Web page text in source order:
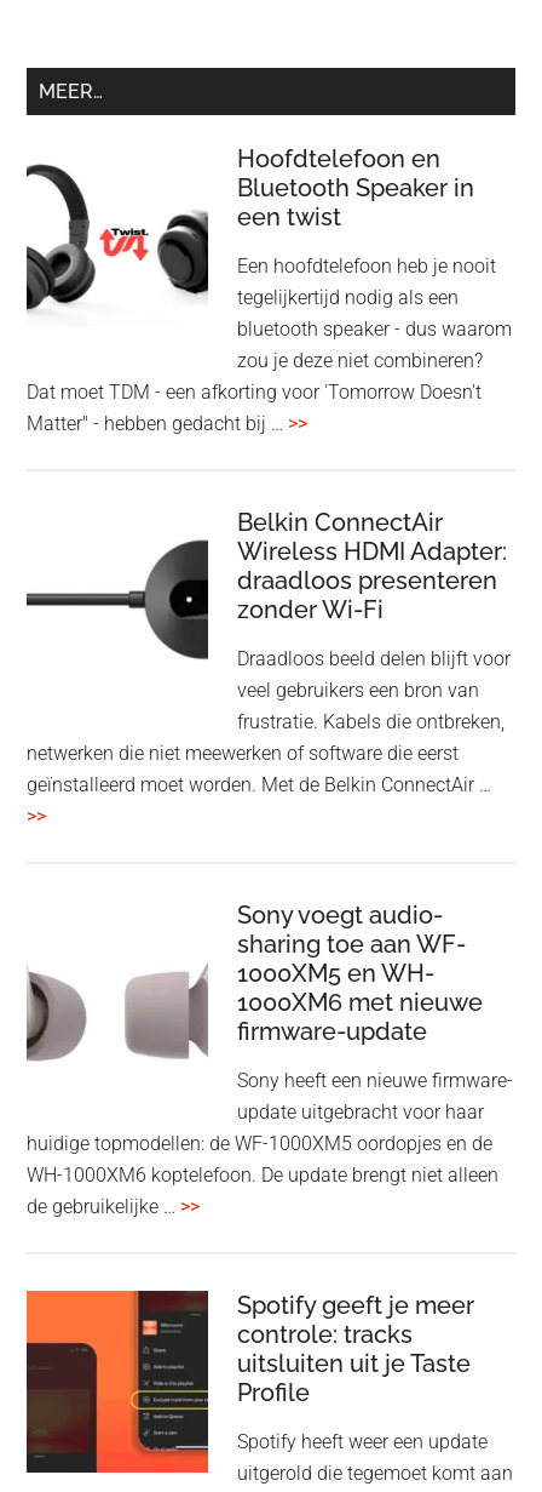
MEER…
Hoofdtelefoon en
Bluetooth Speaker in
een twist
Een hoofdtelefoon heb je nooit
tegelijkertijd nodig als een
bluetooth speaker - dus waarom
zou je deze niet combineren?
Dat moet TDM - een afkorting voor 'Tomorrow Doesn't
Matter" - hebben gedacht bij … >>overHoofdtelefoon
Speaker
in
een
twist
Belkin ConnectAir
Wireless HDMI Adapter:
draadloos presenteren
zonder Wi-Fi
Draadloos beeld delen blijft voor
veel gebruikers een bron van
frustratie. Kabels die ontbreken,
netwerken die niet meewerken of software die eerst
geïnstalleerd moet worden. Met de Belkin ConnectAir …
>>overBelkin
draadloos
presenteren
zonder
Wi-
Sony voegt audio-
sharing toe aan WF-
1000XM5 en WH-
1000XM6 met nieuwe
firmware-update
Sony heeft een nieuwe firmware-
update uitgebracht voor haar
huidige topmodellen: de WF-1000XM5 oordopjes en de
WH-1000XM6 koptelefoon. De update brengt niet alleen
de gebruikelijke … >>overSony
sharing
WF-
en
Spotify geeft je meer
controle: tracks
uitsluiten uit je Taste
Profile
Spotify heeft weer een update
uitgerold die tegemoet komt aan